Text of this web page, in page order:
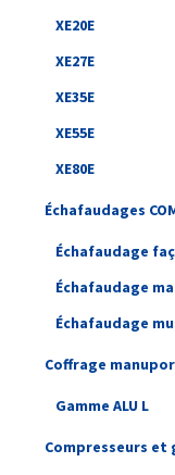
XE20E
XE27E
XE35E
XE55E
XE80E
Échafaudages
Échafaudage
Échafaudage
Échafaudage
Coffrage
Gamme ALU L
Compresseurs et